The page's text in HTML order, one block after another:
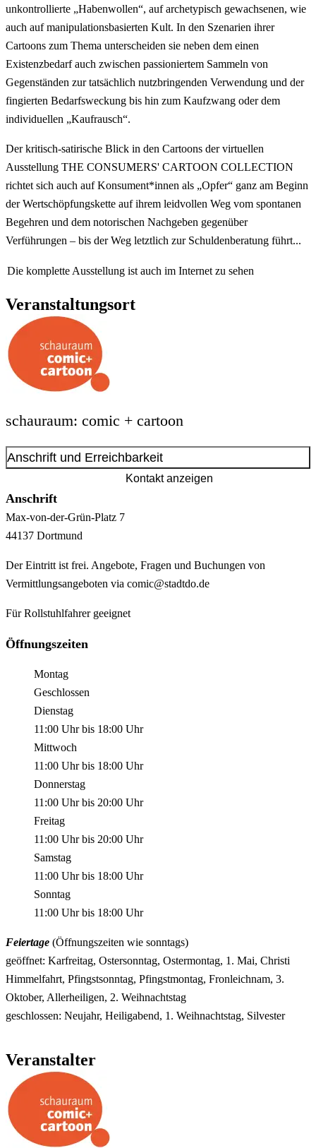
unkontrollierte „Habenwollen“, auf archetypisch gewachsenen, wie
auch auf manipulationsbasierten Kult. In den Szenarien ihrer
Cartoons zum Thema unterscheiden sie neben dem einen
Existenzbedarf auch zwischen passioniertem Sammeln von
Gegenständen zur tatsächlich nutzbringenden Verwendung und der
fingierten Bedarfsweckung bis hin zum Kaufzwang oder dem
individuellen „Kaufrausch“.
Der kritisch-satirische Blick in den Cartoons der virtuellen
Ausstellung THE CONSUMERS' CARTOON COLLECTION
richtet sich auch auf Konsument*innen als „Opfer“ ganz am Beginn
der Wertschöpfungskette auf ihrem leidvollen Weg vom spontanen
Begehren und dem notorischen Nachgeben gegenüber
Verführungen – bis der Weg letztlich zur Schuldenberatung führt...
Die komplette Ausstellung ist auch im Internet zu sehen
Veranstaltungsort
schauraum: comic + cartoon
Anschrift und Erreichbarkeit
Kontakt anzeigen
Anschrift
Max-von-der-Grün-Platz 7
44137 Dortmund
Der Eintritt ist frei. Angebote, Fragen und Buchungen von
Vermittlungsangeboten via comic@stadtdo.de
Für Rollstuhlfahrer geeignet
Öffnungszeiten
Montag
Geschlossen
Dienstag
11:00 Uhrbis 18:00 Uhr
Mittwoch
11:00 Uhrbis 18:00 Uhr
Donnerstag
11:00 Uhrbis 20:00 Uhr
Freitag
11:00 Uhrbis 20:00 Uhr
Samstag
11:00 Uhrbis 18:00 Uhr
Sonntag
11:00 Uhrbis 18:00 Uhr
Feiertage (Öffnungszeiten wie sonntags)
geöffnet: Karfreitag, Ostersonntag, Ostermontag, 1. Mai, Christi
Himmelfahrt, Pfingstsonntag, Pfingstmontag, Fronleichnam, 3.
Oktober, Allerheiligen, 2. Weihnachtstag
geschlossen: Neujahr, Heiligabend, 1. Weihnachtstag, Silvester
Veranstalter